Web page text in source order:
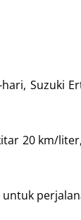
Suzuki
20 km/